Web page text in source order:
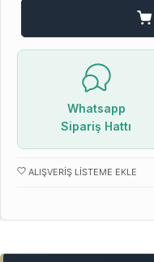
Whatsapp
Sipariş Hattı
ALIŞVERIŞ LISTEME EKLE